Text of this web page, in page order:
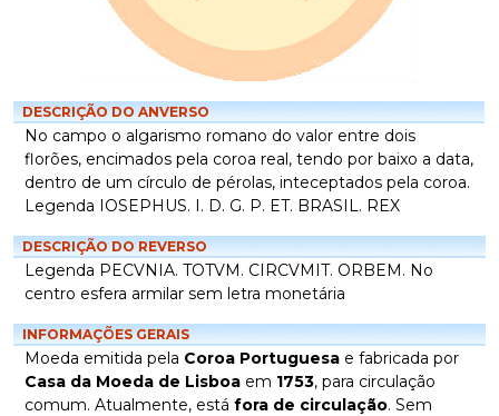
DESCRIÇÃO DO ANVERSO
No campo o algarismo romano do valor entre dois
florões, encimados pela coroa real, tendo por baixo a data,
dentro de um círculo de pérolas, inteceptados pela coroa.
Legenda IOSEPHUS. I. D. G. P. ET. BRASIL. REX
DESCRIÇÃO DO REVERSO
Legenda PECVNIA. TOTVM. CIRCVMIT. ORBEM. No
centro esfera armilar sem letra monetária
INFORMAÇÕES GERAIS
Moeda emitida pela Coroa Portuguesa e fabricada por
Casa da Moeda de Lisboa em 1753, para circulação
comum. Atualmente, está fora de circulação. Sem